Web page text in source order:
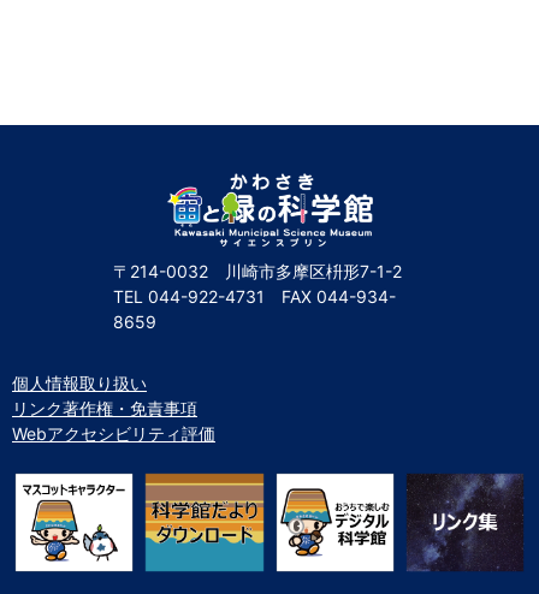
〒214-0032 川崎市多摩区枡形7-1-2
TEL 044-922-4731 FAX 044-934-
8659
個人情報取り扱い
リンク著作権・免責事項
Webアクセシビリティ評価